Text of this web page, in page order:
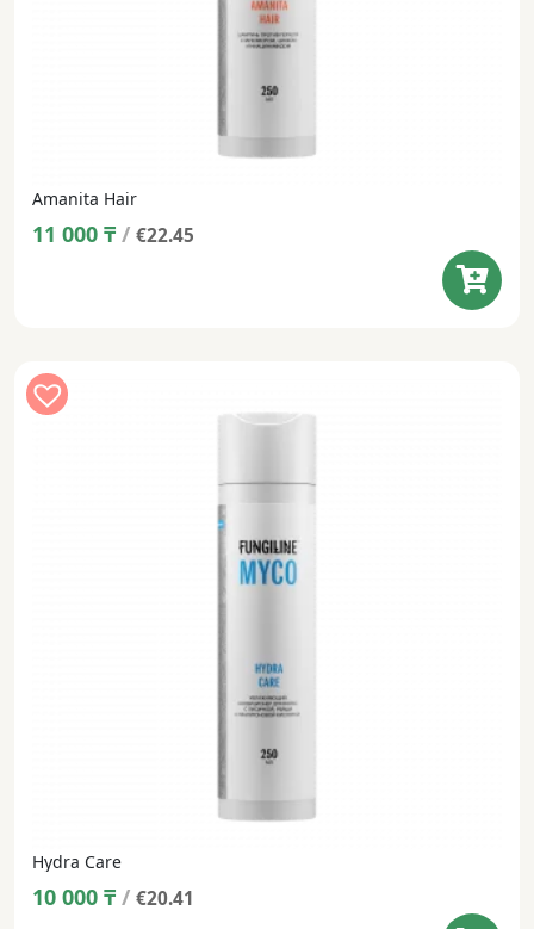
Amanita Hair
11 000 ₸ / €22.45
Hydra Care
10 000 ₸ / €20.41